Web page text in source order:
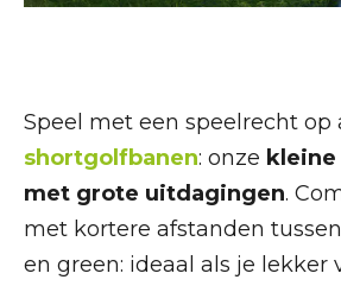
Speel met een speelrecht op
shortgolfbanen: onze
met grote uitdagingen.
met kortere afstanden
en green: ideaal als je lekker